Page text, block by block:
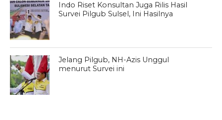
Indo Riset Konsultan Juga Rilis Hasil
Survei Pilgub Sulsel, Ini Hasilnya
Jelang Pilgub, NH-Azis Unggul
menurut Survei ini